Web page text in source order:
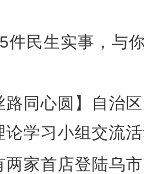
件民生实事，与
路同心圆】自治
论学习小组交流
两家首店登陆乌
喀什—伊斯兰堡TIR国